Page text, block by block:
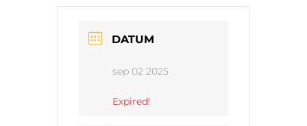
DATUM
sep 02 2025
Expired!